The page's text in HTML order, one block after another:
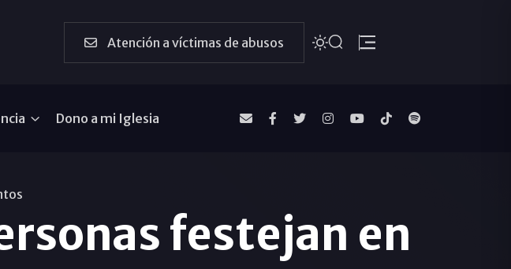
Atención a víctimas de abusos
Dono a mi Iglesia
festejan en